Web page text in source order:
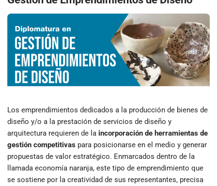
Los emprendimientos dedicados a la producción de bienes de
diseño y/o a la prestación de servicios de diseño y
arquitectura requieren de la incorporación de herramientas de
gestión competitivas para posicionarse en el medio y generar
propuestas de valor estratégico. Enmarcados dentro de la
llamada economía naranja, este tipo de emprendimiento que
se sostiene por la creatividad de sus representantes, precisa